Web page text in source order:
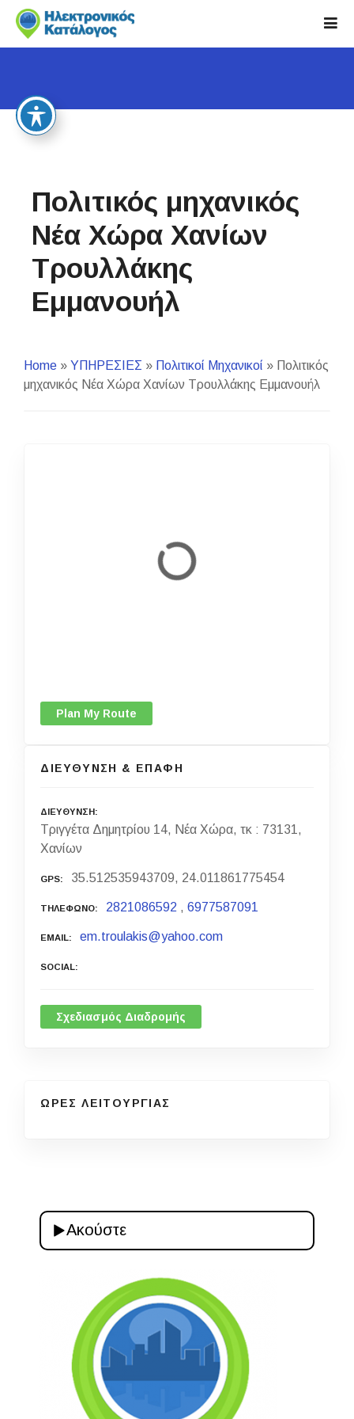
i
Πολιτικός μηχανικός
Νέα Χώρα Χανίων
Τρουλλάκης
Εμμανουήλ
Home » ΥΠΗΡΕΣΙΕΣ » Πολιτικοί Μηχανικοί » Πολιτικός
μηχανικός Νέα Χώρα Χανίων Τρουλλάκης Εμμανουήλ
Plan My Route
ΔΙΕΥΘΥΝΣΗ & ΕΠΑΦΗ
ΔΙΕΥΘΥΝΣΗ
Τριγγέτα Δημητρίου 14, Νέα Χώρα, τκ : 73131,
Χανίων
GPS 35.512535943709, 24.011861775454
ΤΗΛΕΦΩΝΟ 2821086592 ,6977587091
EMAIL em.troulakis@yahoo.com
SOCIAL
Σχεδιασμός Διαδρομής
ΩΡΕΣ ΛΕΙΤΟΥΡΓΙΑΣ
Ακούστε